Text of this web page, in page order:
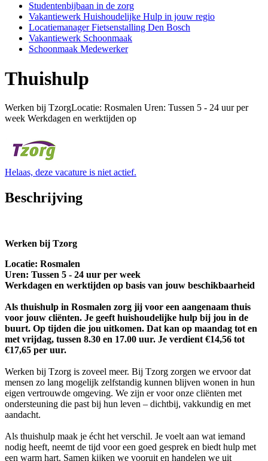
Studentenbijbaan in de zorg
Vakantiewerk Huishoudelijke Hulp in jouw regio
Locatiemanager Fietsenstalling Den Bosch
Vakantiewerk Schoonmaak
Schoonmaak Medewerker
Thuishulp
Werken bij TzorgLocatie: Rosmalen Uren: Tussen 5 - 24 uur per
week Werkdagen en werktijden op
Helaas, deze vacature is niet actief.
Beschrijving
Werken bij Tzorg
Locatie: Rosmalen
Uren: Tussen 5 - 24 uur per week
Werkdagen en werktijden op basis van jouw beschikbaarheid
Als thuishulp in Rosmalen zorg jij voor een aangenaam thuis
voor jouw cliënten. Je geeft huishoudelijke hulp bij jou in de
buurt. Op tijden die jou uitkomen. Dat kan op maandag tot en
met vrijdag, tussen 8.30 en 17.00 uur. Je verdient €14,56 tot
€17,65 per uur.
Werken bij Tzorg is zoveel meer. Bij Tzorg zorgen we ervoor dat
mensen zo lang mogelijk zelfstandig kunnen blijven wonen in hun
eigen vertrouwde omgeving. We zijn er voor onze cliënten met
ondersteuning die past bij hun leven – dichtbij, vakkundig en met
aandacht.
Als thuishulp maak je écht het verschil. Je voelt aan wat iemand
nodig heeft, neemt de tijd voor een goed gesprek en biedt hulp met
een warm hart. Samen kijken we vooruit en handelen we uit